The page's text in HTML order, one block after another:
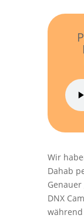
Wir
Dahab
DNX